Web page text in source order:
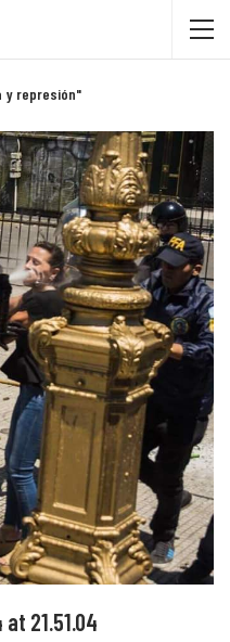
y represión"
21.51.04